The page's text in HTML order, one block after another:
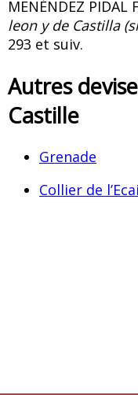
MENÉNDEZ PIDAL
leon y de Castilla
293 et suiv.
Autres
Castille
Grenade
Collier de